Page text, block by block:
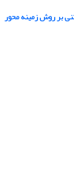
بر روش زمینه محور